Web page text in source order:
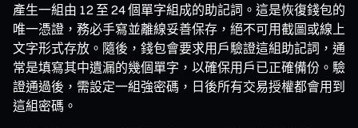
產生一組由 12 至 24 個單字組成的助記詞。這是恢復錢包的
唯一憑證，務必手寫並離線妥善保存，絕不可用截圖或線上
文字形式存放。隨後，錢包會要求用戶驗證這組助記詞，通
常是填寫其中遺漏的幾個單字，以確保用戶已正確備份。驗
證通過後，需設定一組強密碼，日後所有交易授權都會用到
這組密碼。